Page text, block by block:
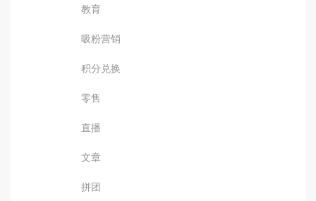
教育
吸粉营销
积分兑换
零售
直播
文章
拼团